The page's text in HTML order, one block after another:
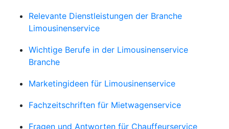
Relevante Dienstleistungen der Branche
Limousinenservice
Wichtige Berufe in der Limousinenservice
Branche
Marketingideen für Limousinenservice
Fachzeitschriften für Mietwagenservice
Fragen und Antworten für Chauffeurservice